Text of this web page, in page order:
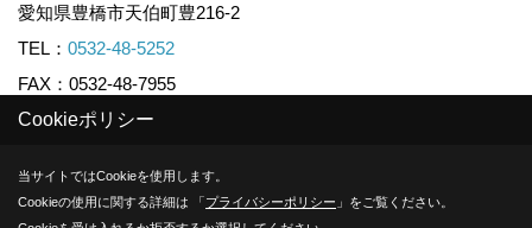
愛知県豊橋市天伯町豊216-2
TEL： 0532-48-5252
FAX：0532-48-7955
Copyright (c) KAMIYA CO.,LTD. All Rights Reserved.
Produced byゴデスクリエイト
Cookieポリシー
当サイトではCookieを使用します。
Cookieの使用に関する詳細は 「プライバシーポリシー 」をご覧ください。